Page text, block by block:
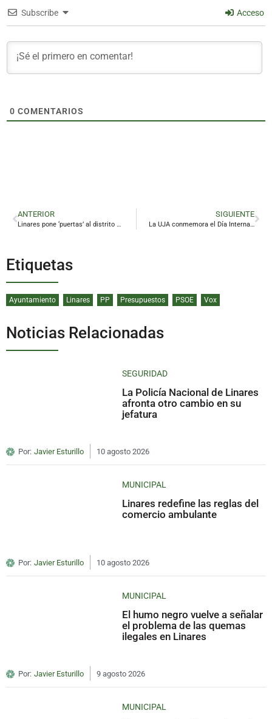
Subscribe Acceso
0 COMENTARIOS
ANTERIOR
Linares pone ‘puertas’ al distrito minero para su protección
SIGUIENTE
La UJA conmemora el Día Internacional de los Museo y Sitios con diversas actividades
Etiquetas
Ayuntamiento Linares PP Presupuestos PSOE Vox
Noticias Relacionadas
SEGURIDAD
La Policía Nacional de Linares
afronta otro cambio en su
jefatura
Por: Javier Esturillo 10 agosto 2026
MUNICIPAL
Linares redefine las reglas del
comercio ambulante
Por: Javier Esturillo 10 agosto 2026
MUNICIPAL
El humo negro vuelve a señalar
el problema de las quemas
ilegales en Linares
Por: Javier Esturillo 9 agosto 2026
MUNICIPAL